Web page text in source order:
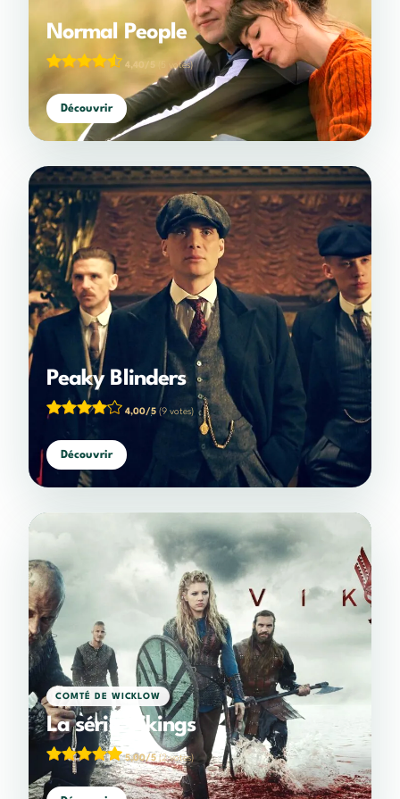
Normal People
4,40/5 (5 votes)
Découvrir
Peaky Blinders
4,00/5 (9 votes)
Découvrir
COMTÉ DE WICKLOW
La série Vikings
5,00/5 (2 votes)